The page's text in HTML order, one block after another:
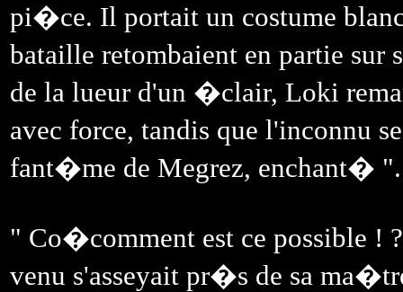
pi�ce. Il portait un costume blanc
bataille retombaient en partie
de la lueur d'un �clair, Loki
avec force, tandis que l'inconnu
fant�me de Megrez, enchant� ".
" Co�comment est ce possible !
venu s'asseyait pr�s de sa